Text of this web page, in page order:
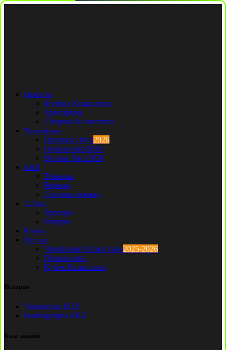
Новости
Футбол Казахстана
Трансферы
Сборная Казахстана
Трансферы
Премьер Лига2026
Первая лига2026
Вторая Лига2026
КПЛ
Тренеры
Рефери
Составы команд
1 Лига
Тренеры
Рефери
Клубы
Футзал
Чемпионат Казахстана2025-2026
Первая лига
Кубок Казахстана
История
Чемпионы КПЛ
Бомбардиры КПЛ
База знаний